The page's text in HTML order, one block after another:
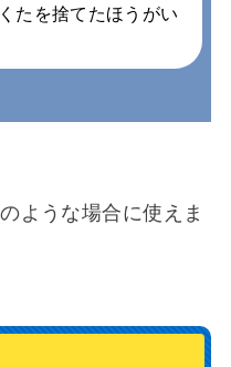
たを捨てたほうがい
ような場合に使えま